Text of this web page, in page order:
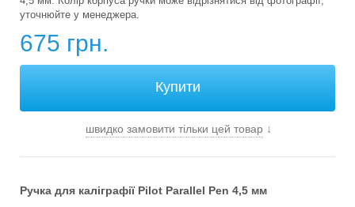
уточнюйте у менеджера.
675 грн.
швидко замовити тільки цей товар↓
Ручка для каліграфії Pilot Parallel Pen 4,5 мм